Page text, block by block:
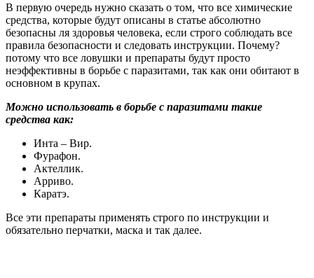
В первую очередь нужно сказать о том, что все химические
средства, которые будут описаны в статье абсолютно
безопасны ля здоровья человека, если строго соблюдать все
правила безопасности и следовать инструкции. Почему?
потому что все ловушки и препараты будут просто
неэффективны в борьбе с паразитами, так как они обитают в
основном в крупах.
Можно использовать в борьбе с паразитами такие
средства как:
Инта – Вир.
Фурафон.
Актеллик.
Арриво.
Каратэ.
Все эти препараты применять строго по инструкции и
обязательно перчатки, маска и так далее.